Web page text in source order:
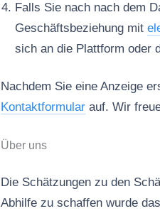
Falls Sie nach nach dem
Geschäftsbeziehung mit
sich an die Plattform oder
Nachdem Sie eine Anzeige
Kontaktformular auf. Wir
Über uns
Die Schätzungen zu den
Abhilfe zu schaffen wurde